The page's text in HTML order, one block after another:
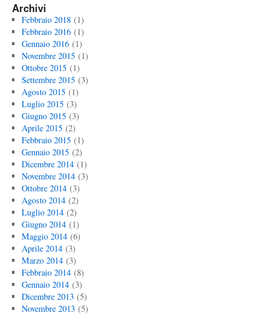
Archivi
Febbraio 2018(1)
Febbraio 2016(1)
Gennaio 2016(1)
Novembre 2015(1)
Ottobre 2015(1)
Settembre 2015(3)
Agosto 2015(1)
Luglio 2015(3)
Giugno 2015(3)
Aprile 2015(2)
Febbraio 2015(1)
Gennaio 2015(2)
Dicembre 2014(1)
Novembre 2014(3)
Ottobre 2014(3)
Agosto 2014(2)
Luglio 2014(2)
Giugno 2014(1)
Maggio 2014(6)
Aprile 2014(3)
Marzo 2014(3)
Febbraio 2014(8)
Gennaio 2014(3)
Dicembre 2013(5)
Novembre 2013(5)